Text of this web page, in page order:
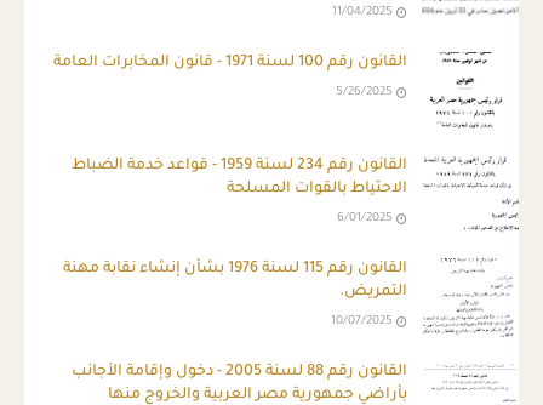
11/04/2025
القانون رقم 100 لسنة 1971 - قانون المخابرات العامة
5/26/2025
القانون رقم 234 لسنة 1959 - قواعد خدمة الضباط
الاحتياط بالقوات المسلحة
6/01/2025
القانون رقم 115 لسنة 1976 بشأن إنشاء نقابة مهنة
التمريض.
10/07/2025
القانون رقم 88 لسنة 2005 - دخول وإقامة الأجانب
بأراضي جمهورية مصر العربية والخروج منها